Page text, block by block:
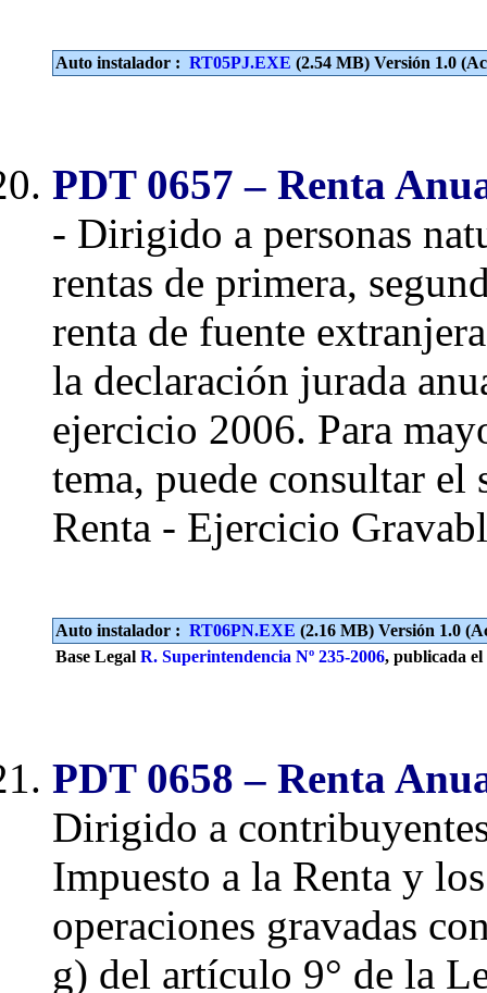
Auto instalador : RT05PJ.EXE (2.54 MB) Versión 1.0
PDT 0657 – Renta
- Dirigido a personas
rentas de primera,
renta de fuente
la declaración jurada
ejercicio 2006. Para
tema, puede consultar
Renta - Ejercicio
Auto instalador : RT06PN.EXE (2.16 MB) Versión 1.0
Base Legal R. Superintendencia Nº 235-2006, publicada el
PDT 0658 – Renta
Dirigido a
Impuesto a la Renta y
operaciones gravadas
g) del artículo 9° de la